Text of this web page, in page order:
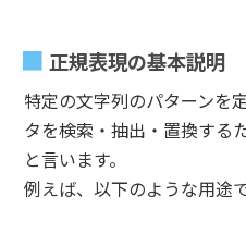
正規表現の基本説明
特定の文字列のパターンを
タを検索・抽出・置換する
と言います。
例えば、以下のような用途